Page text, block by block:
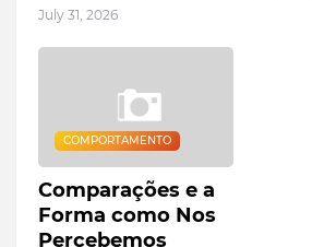
July 31, 2026
COMPORTAMENTO
Comparações e a
Forma como Nos
Percebemos